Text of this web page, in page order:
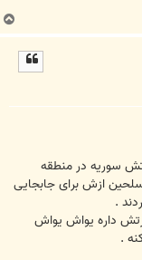
ب
ا
ﺍﺭﺗﺶ ﺳﻮﺭﯾﻪ ﺩﺭ ﻣﻨﻄﻘﻪ
ﺍﺯﺵ ﺑﺮﺍﯼ ﺟﺎﺑﺠﺎﯾﯽ
.
ﺩﺍﺭﻩ ﯾﻮﺍﺵ ﯾﻮﺍﺵ
.